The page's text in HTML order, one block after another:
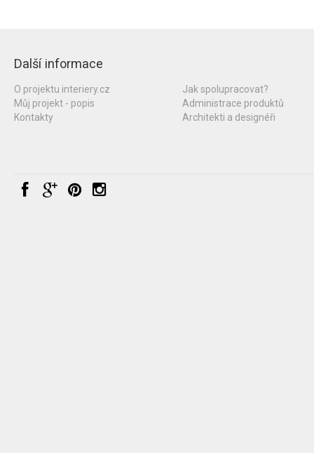
Další informace
O projektu interiery.cz
Můj projekt - popis
Kontakty
Jak spolupracovat?
Administrace produktů
Architekti a designéři